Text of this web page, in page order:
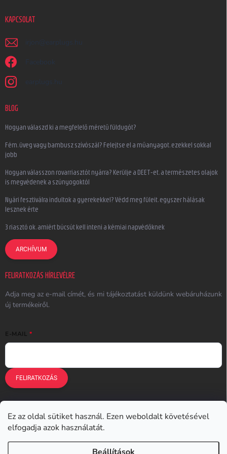
Ez az oldal sütiket használ. Ezen weboldalt követésével
elfogadja azok használatát.
KAPCSOLAT
irjon @ earplugs.hu
Facebook
earplugs.hu
BLOG
Hogyan válaszd ki a megfelelő méretű füldugót?
Fém, üveg vagy bambusz szívószál? Felejtse el a műanyagot, ezekkel sokkal
jobb
Hogyan válasszon rovarriasztót nyárra? Kerülje a DEET-et, a természetes olajok
is megvédenek a szúnyogoktól
Nyári fesztiválra indultok a gyerekekkel? Védd meg füleit, egyszer hálásak
lesznek érte
3 riasztó ok, amiért búcsút kell inteni a kémiai napvédőknek
ARCHÍVUM
FELIRATKOZÁS HÍRLEVÉLRE
Adja meg az e-mail címét, és mi tájékoztatást küldünk webáruházunk
új termékeiről.
E-MAIL
FELIRATKOZÁS
Earplugs.cz Earplugs.sk
Earplugs.at Earplugs.ro Lunesto.cz